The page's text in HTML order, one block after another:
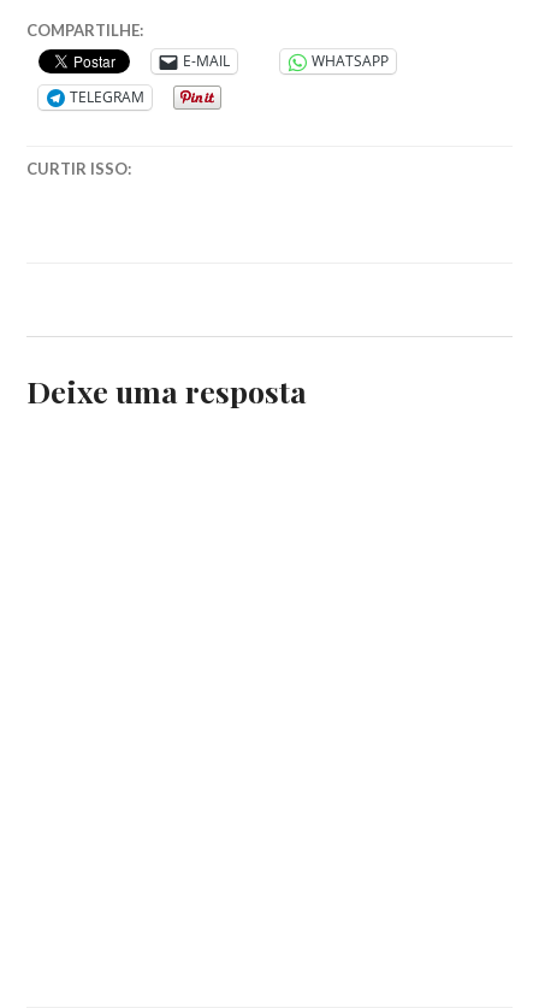
A
VIDENTE,
FANTASIA,
JORNALISMO
LUA
COMPARTILHE:
E-MAIL
WHATSAPP
TELEGRAM
CURTIR ISSO:
Deixe uma resposta